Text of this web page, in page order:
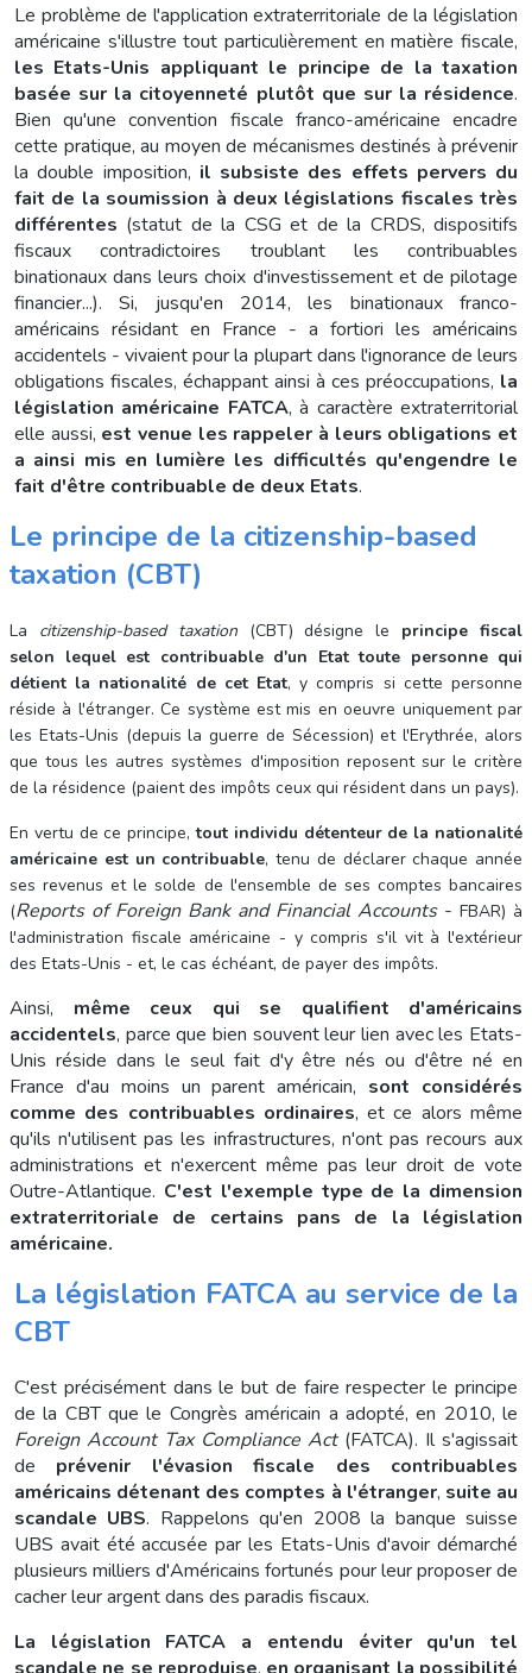
Le problème de l'application extraterritoriale de la législation
américaine s'illustre tout particulièrement en matière fiscale,
les Etats-Unis appliquant le principe de la taxation
basée sur la citoyenneté plutôt que sur la résidence.
Bien qu'une convention fiscale franco-américaine encadre
cette pratique, au moyen de mécanismes destinés à prévenir
la double imposition, il subsiste des effets pervers du
fait de la soumission à deux législations fiscales très
différentes (statut de la CSG et de la CRDS, dispositifs
fiscaux contradictoires troublant les contribuables
binationaux dans leurs choix d'investissement et de pilotage
financier...). Si, jusqu'en 2014, les binationaux franco-
américains résidant en France - a fortiori les américains
accidentels - vivaient pour la plupart dans l'ignorance de leurs
obligations fiscales, échappant ainsi à ces préoccupations, la
législation américaine FATCA, à caractère extraterritorial
elle aussi, est venue les rappeler à leurs obligations et
a ainsi mis en lumière les difficultés qu'engendre le
fait d'être contribuable de deux Etats.
Le principe de la citizenship-based
taxation (CBT)
La citizenship-based taxation(CBT) désigne le principe fiscal
selon lequel est contribuable d'un Etat toute personne qui
détient la nationalité de cet Etat, y compris si cette personne
réside à l'étranger. Ce système est mis en oeuvre uniquement par
les Etats-Unis (depuis la guerre de Sécession) et l'Erythrée, alors
que tous les autres systèmes d'imposition reposent sur le critère
de la résidence (paient des impôts ceux qui résident dans un pays).
En vertu de ce principe,tout individu détenteur de la nationalité
américaine est un contribuable, tenu de déclarer chaque année
ses revenus et le solde de l'ensemble de ses comptes bancaires
(Reports of Foreign Bank and Financial Accounts- FBAR) à
l'administration fiscale américaine - y compris s'il vit à l'extérieur
des Etats-Unis - et, le cas échéant, de payer des impôts.
Ainsi, même ceux qui se qualifient d'américains
accidentels, parce que bien souvent leur lien avec les Etats-
Unis réside dans le seul fait d'y être nés ou d'être né en
France d'au moins un parent américain, sont considérés
comme des contribuables ordinaires, et ce alors même
qu'ils n'utilisent pas les infrastructures, n'ont pas recours aux
administrations et n'exercent même pas leur droit de vote
Outre-Atlantique. C'est l'exemple type de la dimension
extraterritoriale de certains pans de la législation
américaine.
La législation FATCA au service de la
CBT
C'est précisément dans le but de faire respecter le principe
de la CBT que le Congrès américain a adopté, en 2010, le
Foreign Account Tax Compliance Act (FATCA). Il s'agissait
de prévenir l'évasion fiscale des contribuables
américains détenant des comptes à l'étranger, suite au
scandale UBS. Rappelons qu'en 2008 la banque suisse
UBS avait été accusée par les Etats-Unis d'avoir démarché
plusieurs milliers d'Américains fortunés pour leur proposer de
cacher leur argent dans des paradis fiscaux.
La législation FATCA a entendu éviter qu'un tel